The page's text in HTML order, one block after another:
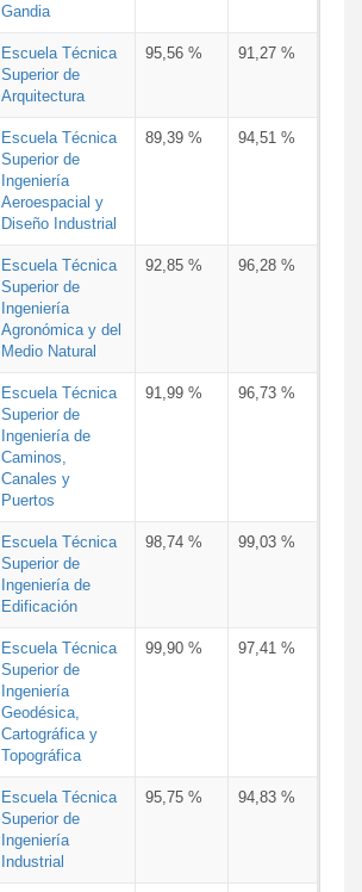
Gandia
Escuela Técnica
Superior de
Arquitectura
95,56 % 91,27 %
Escuela Técnica
Superior de
Ingeniería
Aeroespacial y
Diseño Industrial
89,39 % 94,51 %
Escuela Técnica
Superior de
Ingeniería
Agronómica y del
Medio Natural
92,85 % 96,28 %
Escuela Técnica
Superior de
Ingeniería de
Caminos,
Canales y
Puertos
91,99 % 96,73 %
Escuela Técnica
Superior de
Ingeniería de
Edificación
98,74 % 99,03 %
Escuela Técnica
Superior de
Ingeniería
Geodésica,
Cartográfica y
Topográfica
99,90 % 97,41 %
Escuela Técnica
Superior de
Ingeniería
Industrial
95,75 % 94,83 %